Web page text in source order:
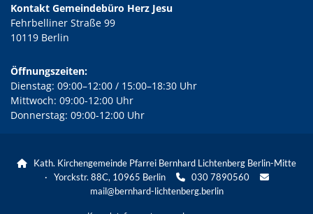
Kontakt Gemeindebüro Herz Jesu
Fehrbelliner Straße 99
10119 Berlin
Öffnungszeiten:
Dienstag: 09:00–12:00 / 15:00–18:30 Uhr
Mittwoch: 09:00-12:00 Uhr
Donnerstag: 09:00-12:00 Uhr

Kath. Kirchengemeinde Pfarrei Bernhard Lichtenberg Berlin-Mitte
· Yorckstr. 88C, 10965 Berlin
030 7890560 
mail@bernhard-lichtenberg.berlin